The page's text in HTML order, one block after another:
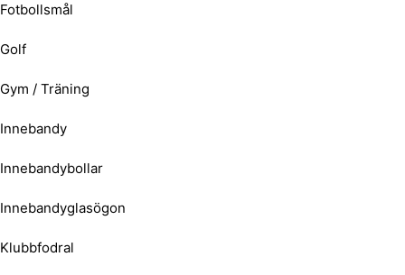
Fotbollsmål
Golf
Gym / Träning
Innebandy
Innebandybollar
Innebandyglasögon
Klubbfodral